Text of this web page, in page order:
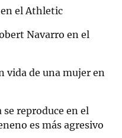
el Athletic
Navarro en el
vida de una mujer en
se reproduce en el
es más agresivo